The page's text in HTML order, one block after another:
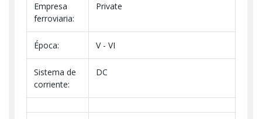
Empresa
ferroviaria:
Private
Época: V - VI
Sistema de
corriente:
DC